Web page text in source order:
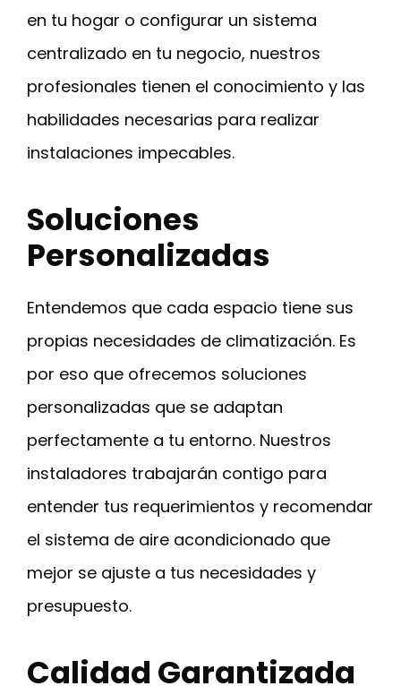
en tu hogar o configurar un sistema
centralizado en tu negocio, nuestros
profesionales tienen el conocimiento y las
habilidades necesarias para realizar
instalaciones impecables.
Soluciones
Personalizadas
Entendemos que cada espacio tiene sus
propias necesidades de climatización. Es
por eso que ofrecemos soluciones
personalizadas que se adaptan
perfectamente a tu entorno. Nuestros
instaladores trabajarán contigo para
entender tus requerimientos y recomendar
el sistema de aire acondicionado que
mejor se ajuste a tus necesidades y
presupuesto.
Calidad Garantizada